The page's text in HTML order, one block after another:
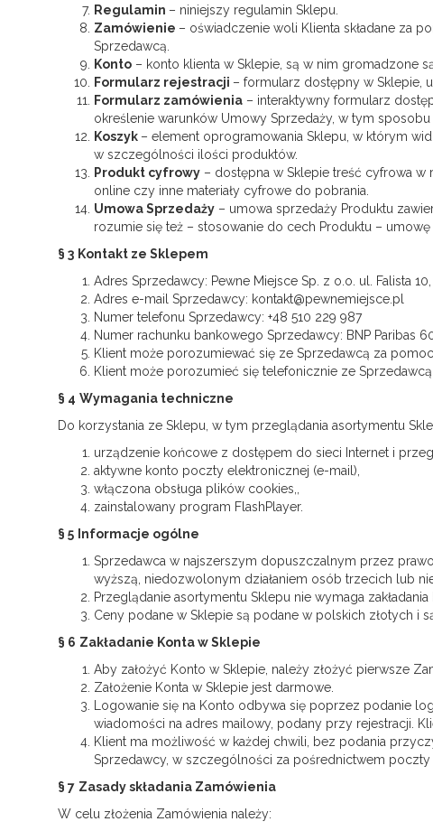
Regulamin – niniejszy regulamin Sklepu.
Zamówienie – oświadczenie woli Klienta składane za
Sprzedawcą.
Konto – konto klienta w Sklepie, są w nim gromadzone
Formularz rejestracji – formularz dostępny w Sklepie,
Formularz zamówienia – interaktywny formularz
określenie warunków Umowy Sprzedaży, w tym sposobu
Koszyk – element oprogramowania Sklepu, w którym
w szczególności ilości produktów.
Produkt cyfrowy – dostępna w Sklepie treść cyfrowa
online czy inne materiały cyfrowe do pobrania.
Umowa Sprzedaży – umowa sprzedaży Produktu
rozumie się też – stosowanie do cech Produktu – umowę
§ 3 Kontakt ze Sklepem
Adres Sprzedawcy: Pewne Miejsce Sp. z o.o. ul. Falista
Adres e-mail Sprzedawcy: kontakt@pewnemiejsce.pl
Numer telefonu Sprzedawcy: +48 510 229 987
Numer rachunku bankowego Sprzedawcy: ​BNP Paribas
Klient może porozumiewać się ze Sprzedawcą za
Klient może porozumieć się telefonicznie ze
§ 4 Wymagania techniczne
Do korzystania ze Sklepu, w tym przeglądania asortymentu
urządzenie końcowe z dostępem do sieci Internet i
aktywne konto poczty elektronicznej (e-mail),
włączona obsługa plików cookies,,
zainstalowany program FlashPlayer.
§ 5 Informacje ogólne
Sprzedawca w najszerszym dopuszczalnym przez
wyższą, niedozwolonym działaniem osób trzecich lub
Przeglądanie asortymentu Sklepu nie wymaga
Ceny podane w Sklepie są podane w polskich złotych i
§ 6 Zakładanie Konta w Sklepie
Aby założyć Konto w Sklepie, należy złożyć pierwsze
Założenie Konta w Sklepie jest darmowe.
Logowanie się na Konto odbywa się poprzez podanie
wiadomości na adres mailowy, podany przy rejestracji.
Klient ma możliwość w każdej chwili, bez podania
Sprzedawcy, w szczególności za pośrednictwem
§ 7 Zasady składania Zamówienia
W celu złożenia Zamówienia należy: